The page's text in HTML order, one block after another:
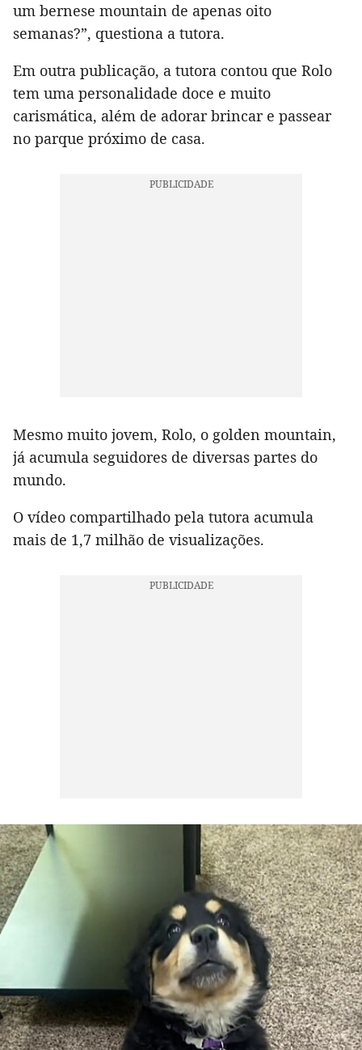
um bernese mountain de apenas oito
semanas?”, questiona a tutora.
Em outra publicação, a tutora contou que Rolo
tem uma personalidade doce e muito
carismática, além de adorar brincar e passear
no parque próximo de casa.
Mesmo muito jovem, Rolo, o golden mountain,
já acumula seguidores de diversas partes do
mundo.
O vídeo compartilhado pela tutora acumula
mais de 1,7 milhão de visualizações.